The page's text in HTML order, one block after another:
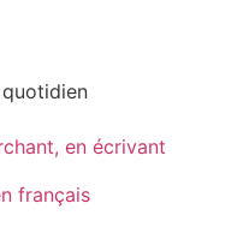
en écrivant
français